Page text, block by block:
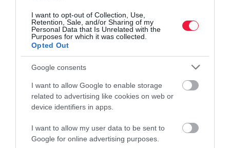
I want to opt-out of Collection, Use,
Retention, Sale, and/or Sharing of my
Personal Data that Is Unrelated with the
Purposes for which it was collected.
Opted Out
Google consents
I want to allow Google to enable storage
related to advertising like cookies on web or
device identifiers in apps.
I want to allow my user data to be sent to
Google for online advertising purposes.
büntetlen előéletűek legyenek, ne legyen köztartozásuk, valamint
egyikük sem szerepelhet negatív státusszal a KHR rendszerben.
​Gyermekek után járó jelzáloghitel-
elengedés
A családok számára komoly pénzügyi előnyt jelent a gyermekek
után járó tartozáselengedés, ami a meglévő lakáscélú
jelzáloghitelek tőketartozását csökkentheti. A hitelelengedés
mértéke a 2. gyereknél 1 millió, míg a 3. gyereknél 4 millió Ft, ezt